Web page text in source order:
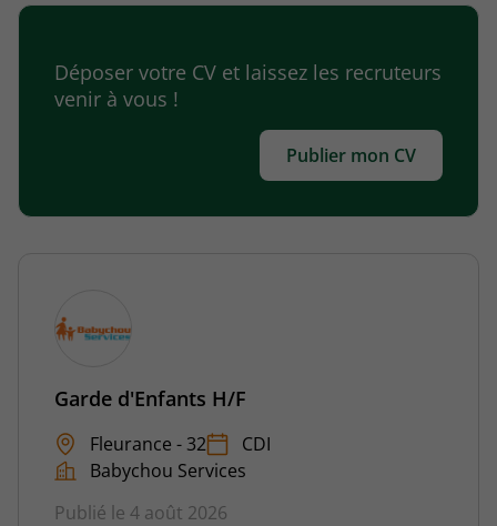
Déposer votre CV et laissez les recruteurs
venir à vous !
Publier mon CV
Garde d'Enfants H/F
Fleurance - 32
CDI
Babychou Services
Publié le 4 août 2026